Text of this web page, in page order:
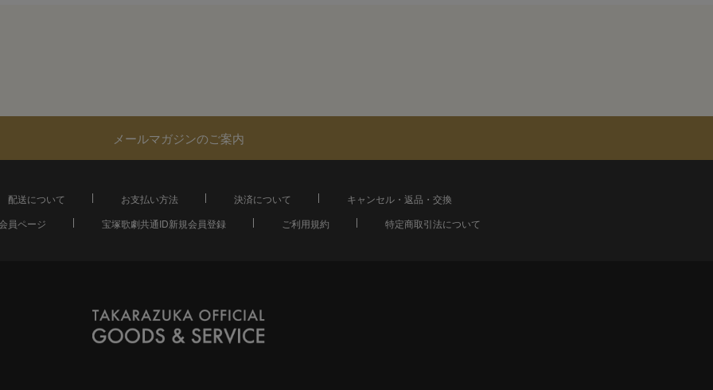
メールマガジンのご案内
配送について お支払い方法 決済について
キャンセル・返品・交換
員ページ 宝塚歌劇共通ID新規会員登録 ご利用規約 特定商取引法について